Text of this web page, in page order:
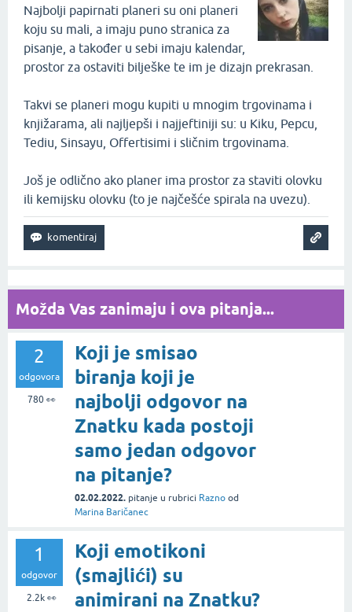
Najbolji papirnati planeri su oni planeri
koju su mali, a imaju puno stranica za
pisanje, a također u sebi imaju kalendar,
prostor za ostaviti bilješke te im je dizajn prekrasan.
Takvi se planeri mogu kupiti u mnogim trgovinama i
knjižarama, ali najljepši i najjeftiniji su: u Kiku, Pepcu,
Tediu, Sinsayu, Offertisimi i sličnim trgovinama.
Još je odlično ako planer ima prostor za staviti olovku
ili kemijsku olovku (to je najčešće spirala na uvezu).
Možda Vas zanimaju i ova pitanja...
2
odgovora
780👀
Koji je smisao
biranja koji je
najbolji odgovor na
Znatku kada postoji
samo jedan odgovor
na pitanje?
02.02.2022. pitanje u rubrici Razno od
Marina Baričanec
1
odgovor
2.2k👀
Koji emotikoni
(smajlići) su
animirani na Znatku?